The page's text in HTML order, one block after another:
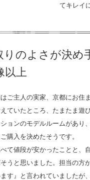
てキレイ
りのよさが決め
以上
ご主人の実家、京都にお住
ていたところ、たまたま遊
ョンのモデルルームがあり
購入を決めたそうです。
べて値段が安かったことと、
うと思いました。担当の方
す』と言われていましたが